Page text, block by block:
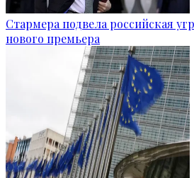
Стармера подвела российская
нового премьера